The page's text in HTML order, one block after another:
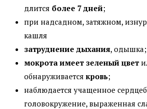
длится более 7 дней;
при надсадном, затяжном,
кашля
затруднение дыхания, одышка;
мокрота имеет зеленый цвет
обнаруживается кровь;
наблюдается учащенное
головокружение, выраженная